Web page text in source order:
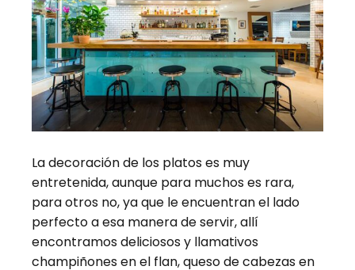
La decoración de los platos es muy
entretenida, aunque para muchos es rara,
para otros no, ya que le encuentran el lado
perfecto a esa manera de servir, allí
encontramos deliciosos y llamativos
champiñones en el flan, queso de cabezas en